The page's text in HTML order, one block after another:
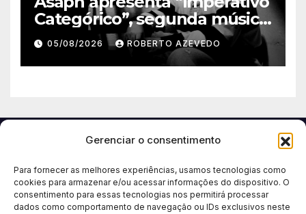
Gerenciar o consentimento
Para fornecer as melhores experiências, usamos tecnologias como
cookies para armazenar e/ou acessar informações do dispositivo. O
consentimento para essas tecnologias nos permitirá processar
dados como comportamento de navegação ou IDs exclusivos neste
Categórico”, segunda música
de trabalho de seu novo
álbum pela Onimusic
05/08/2026 ROBERTO AZEVEDO